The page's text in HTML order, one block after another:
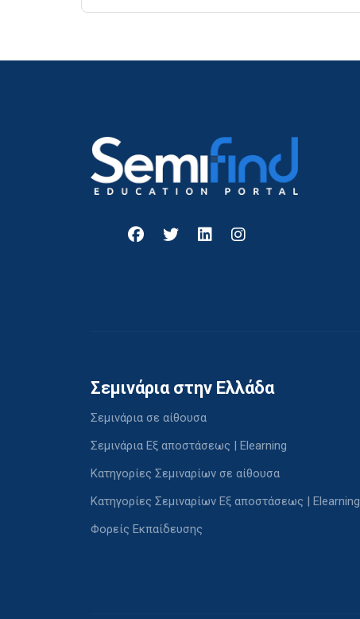
Σεμινάρια στην Ελλάδα
Σεμινάρια σε αίθουσα
Σεμινάρια Εξ αποστάσεως | Elearning
Κατηγορίες Σεμιναρίων σε αίθουσα
Κατηγορίες Σεμιναρίων Εξ αποστάσεως | Elearning
Φορείς Εκπαίδευσης